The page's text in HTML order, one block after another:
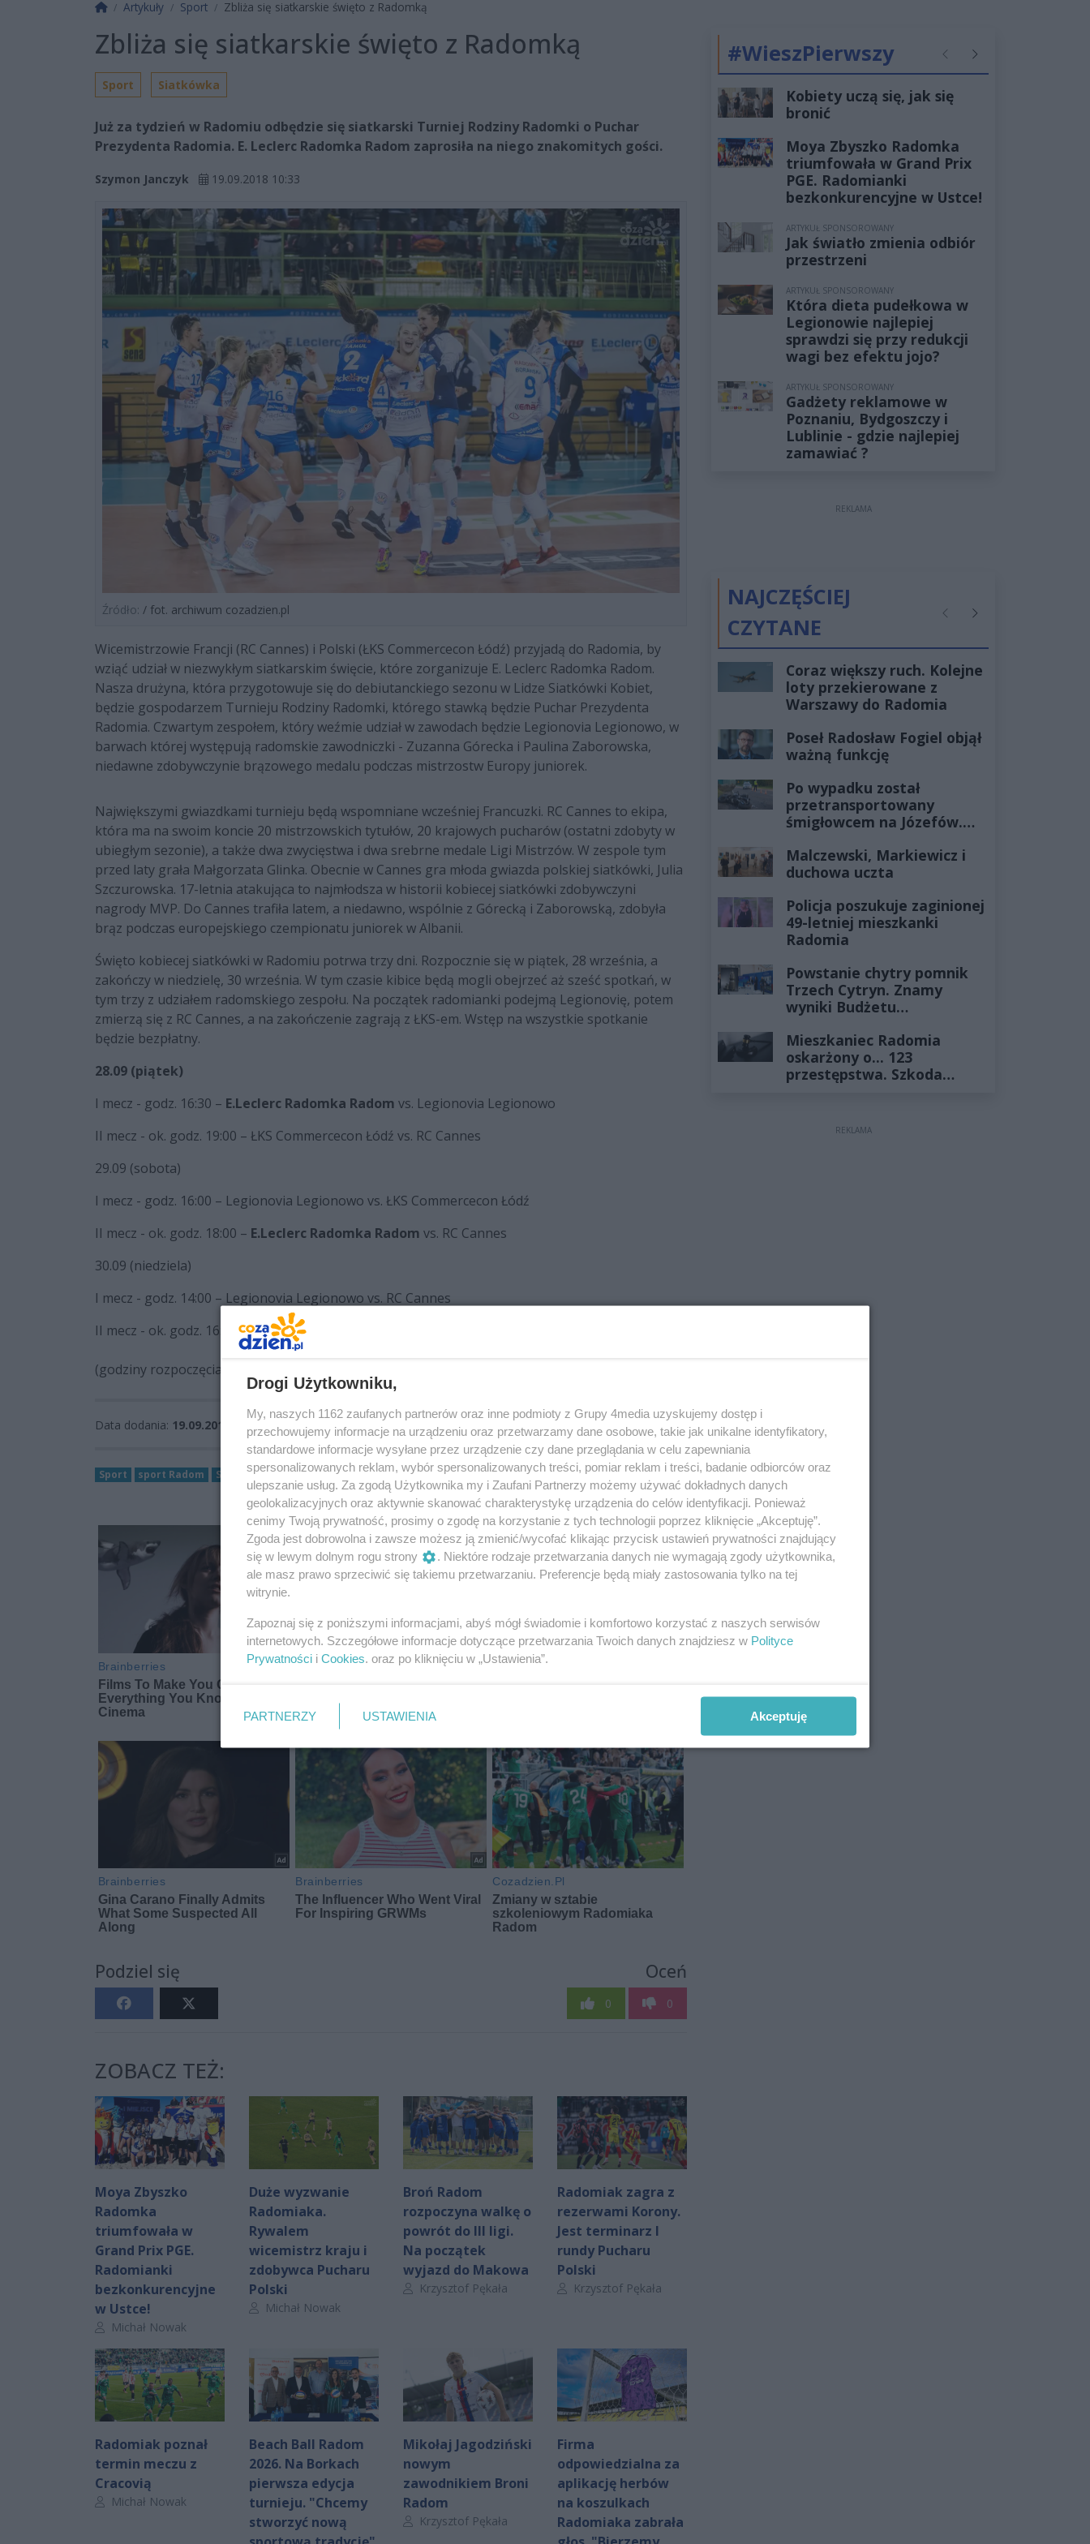
Strona główna
Artykuły Sport Zbliża się siatkarskie święto z Radomką
Zbliża się siatkarskie święto z Radomką
Sport Siatkówka
Już za tydzień w Radomiu odbędzie się siatkarski Turniej Rodziny Radomki o Puchar
Prezydenta Radomia. E. Leclerc Radomka Radom zaprosiła na niego znakomitych gości.
Szymon Janczyk 19.09.2018 10:33
Źródło: / fot. archiwum cozadzien.pl
Wicemistrzowie Francji (RC Cannes) i Polski (ŁKS Commercecon Łódź) przyjadą do Radomia, by
wziąć udział w niezwykłym siatkarskim święcie, które zorganizuje E. Leclerc Radomka Radom.
Nasza drużyna, która przygotowuje się do debiutanckiego sezonu w Lidze Siatkówki Kobiet,
będzie gospodarzem Turnieju Rodziny Radomki, którego stawką będzie Puchar Prezydenta
Radomia. Czwartym zespołem, który weźmie udział w zawodach będzie Legionovia Legionowo, w
barwach której występują radomskie zawodniczki - Zuzanna Górecka i Paulina Zaborowska,
niedawne zdobywczynie brązowego medalu podczas mistrzostw Europy juniorek.
Największymi gwiazdkami turnieju będą wspomniane wcześniej Francuzki. RC Cannes to ekipa,
która ma na swoim koncie 20 mistrzowskich tytułów, 20 krajowych pucharów (ostatni zdobyty w
ubiegłym sezonie), a także dwa zwycięstwa i dwa srebrne medale Ligi Mistrzów. W zespole tym
przed laty grała Małgorzata Glinka. Obecnie w Cannes gra młoda gwiazda polskiej siatkówki, Julia
Szczurowska. 17-letnia atakująca to najmłodsza w historii kobiecej siatkówki zdobywczyni
nagrody MVP. Do Cannes trafiła latem, a niedawno, wspólnie z Górecką i Zaborowską, zdobyła
brąz podczas europejskiego czempionatu juniorek w Albanii.
Święto kobiecej siatkówki w Radomiu potrwa trzy dni. Rozpocznie się w piątek, 28 września, a
zakończy w niedzielę, 30 września. W tym czasie kibice będą mogli obejrzeć aż sześć spotkań, w
tym trzy z udziałem radomskiego zespołu. Na początek radomianki podejmą Legionovię, potem
zmierzą się z RC Cannes, a na zakończenie zagrają z ŁKS-em. Wstęp na wszystkie spotkanie
będzie bezpłatny.
28.09 (piątek)
I mecz - godz. 16:30 – E.Leclerc Radomka Radom vs. Legionovia Legionowo
II mecz - ok. godz. 19:00 – ŁKS Commercecon Łódź vs. RC Cannes
29.09 (sobota)
I mecz - godz. 16:00 – Legionovia Legionowo vs. ŁKS Commercecon Łódź
II mecz - ok. godz. 18:00 – E.Leclerc Radomka Radom vs. RC Cannes
30.09 (niedziela)
I mecz - godz. 14:00 – Legionovia Legionowo vs. RC Cannes
II mecz - ok. godz. 16:00 –E.Leclerc Radomka Radom
(godziny rozpoczęcia meczów nr II uzależnione są od czasu trwania poprzednich spotkań)
Data dodania: 19.09.2018 10:33
Sport sport Radom Siatkówka Moya Radomka Radom Legionovia Legionowo ŁKS Commercecon Łódź
Podziel się Oceń
0 0
ZOBACZ TEŻ:
Moya Zbyszko
Radomka
triumfowała w
Grand Prix PGE.
Radomianki
bezkonkurencyjne
w Ustce!
Autor artykułu:
Michał Nowak
Duże wyzwanie
Radomiaka.
Rywalem
wicemistrz kraju i
zdobywca Pucharu
Polski
Autor artykułu:
Michał Nowak
Broń Radom
rozpoczyna walkę o
powrót do III ligi.
Na początek
wyjazd do Makowa
Autor artykułu:
Krzysztof Pękała
Radomiak zagra z
rezerwami Korony.
Jest terminarz I
rundy Pucharu
Polski
Autor artykułu:
Krzysztof Pękała
Radomiak poznał
termin meczu z
Cracovią
Autor artykułu:
Michał Nowak
Beach Ball Radom
2026. Na Borkach
pierwsza edycja
turnieju. "Chcemy
stworzyć nową
Mikołaj Jagodziński
nowym
zawodnikiem Broni
Radom
Autor artykułu:
Krzysztof Pękała
Firma
odpowiedzialna za
aplikację herbów
na koszulkach
Radomiaka zabrała
#WieszPierwszy PoprzednieNastępne
Kobiety uczą się, jak się
bronić
Moya Zbyszko Radomka
triumfowała w Grand Prix
PGE. Radomianki
bezkonkurencyjne w Ustce!
ARTYKUŁ SPONSOROWANY
Jak światło zmienia odbiór
przestrzeni
ARTYKUŁ SPONSOROWANY
Która dieta pudełkowa w
Legionowie najlepiej
sprawdzi się przy redukcji
wagi bez efektu jojo?
ARTYKUŁ SPONSOROWANY
Gadżety reklamowe w
Poznaniu, Bydgoszczy i
Lublinie - gdzie najlepiej
zamawiać ?
REKLAMA
NAJCZĘŚCIEJ
CZYTANE
PoprzednieNastępne
Coraz większy ruch. Kolejne
loty przekierowane z
Warszawy do Radomia
Poseł Radosław Fogiel objął
ważną funkcję
Po wypadku został
przetransportowany
śmigłowcem na Józefów.
żyłach
Malczewski, Markiewicz i
duchowa uczta
Policja poszukuje zaginionej
49-letniej mieszkanki
Radomia
Powstanie chytry pomnik
Trzech Cytryn. Znamy
wyniki Budżetu
Mieszkaniec Radomia
oskarżony o... 123
przestępstwa. Szkoda
REKLAMA
Drogi Użytkowniku,
My, naszych 1162 zaufanych partnerów oraz inne podmioty z Grupy 4media uzyskujemy dostęp i
przechowujemy informacje na urządzeniu oraz przetwarzamy dane osobowe, takie jak unikalne identyfikatory,
standardowe informacje wysyłane przez urządzenie czy dane przeglądania w celu zapewniania
spersonalizowanych reklam, wybór spersonalizowanych treści, pomiar reklam i treści, badanie odbiorców oraz
ulepszanie usług. Za zgodą Użytkownika my i Zaufani Partnerzy możemy używać dokładnych danych
geolokalizacyjnych oraz aktywnie skanować charakterystykę urządzenia do celów identyfikacji. Ponieważ
cenimy Twoją prywatność, prosimy o zgodę na korzystanie z tych technologii poprzez kliknięcie „Akceptuję”.
Zgoda jest dobrowolna i zawsze możesz ją zmienić/wycofać klikając przycisk ustawień prywatności znajdujący
się w lewym dolnym rogu strony
. Niektóre rodzaje przetwarzania danych nie wymagają zgody użytkownika,
ale masz prawo sprzeciwić się takiemu przetwarzaniu. Preferencje będą miały zastosowania tylko na tej
witrynie.
Zapoznaj się z poniższymi informacjami, abyś mógł świadomie i komfortowo korzystać z naszych serwisów
internetowych. Szczegółowe informacje dotyczące przetwarzania Twoich danych znajdziesz w Polityce
Prywatności i Cookies. oraz po kliknięciu w „Ustawienia”.
PARTNERZY USTAWIENIA Akceptuję